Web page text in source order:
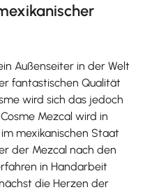
Außenseiter in der Welt
fantastischen Qualität
wird sich das jedoch
Mezcal wird in
mexikanischen Staat
der Mezcal nach den
in Handarbeit
die Herzen der